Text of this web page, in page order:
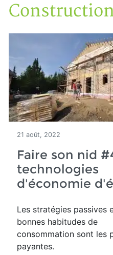
Accueil
Articles
Construction verte
21 août, 2022
Faire son nid
technologies
d'économie
Les stratégies passives
bonnes habitudes de
consommation sont les
payantes.